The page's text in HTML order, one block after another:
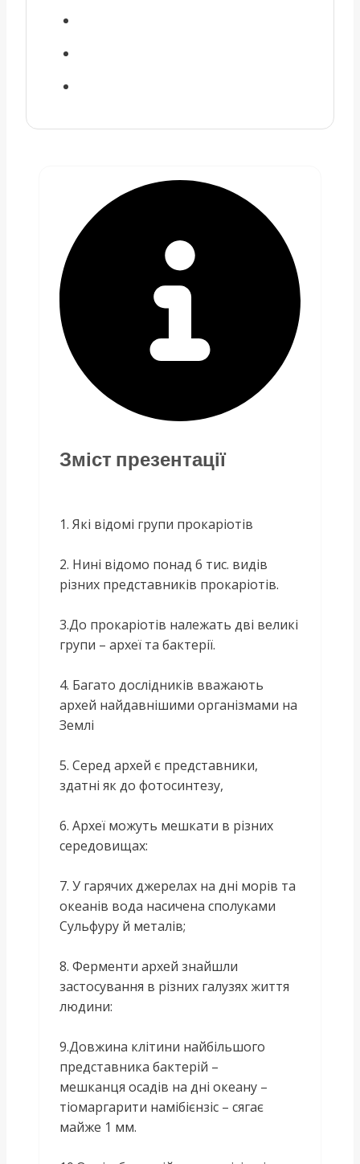
Зміст презентації
1. Які відомі групи прокаріотів
2. Нині відомо понад 6 тис. видів
різних представників прокаріотів.
3.До прокаріотів належать дві великі
групи – археї та бактерії.
4. Багато дослідників вважають
архей найдавнішими організмами на
Землі
5. Серед архей є представники,
здатні як до фотосинтезу,
6. Археї можуть мешкати в різних
середовищах:
7. У гарячих джерелах на дні морів та
океанів вода насичена сполуками
Сульфуру й металів;
8. Ферменти архей знайшли
застосування в різних галузях життя
людини:
9.Довжина клітини найбільшого
представника бактерій –
мешканця осадів на дні океану –
тіомаргарити намібієнзіс – сягає
майже 1 мм.